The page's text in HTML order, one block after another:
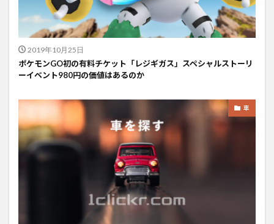
2019年10月25日
ポケモンGO初の有料チケット「レジギガス」スペシャルストーリ
ーイベント980円の価値はあるのか
車